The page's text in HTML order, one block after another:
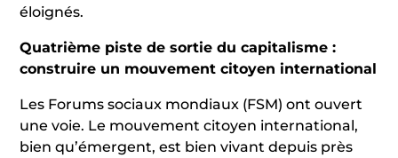
éloignés.
Quatrième piste de sortie du capitalisme :
construire un mouvement citoyen international
Les Forums sociaux mondiaux (FSM) ont ouvert
une voie. Le mouvement citoyen international,
bien qu’émergent, est bien vivant depuis près